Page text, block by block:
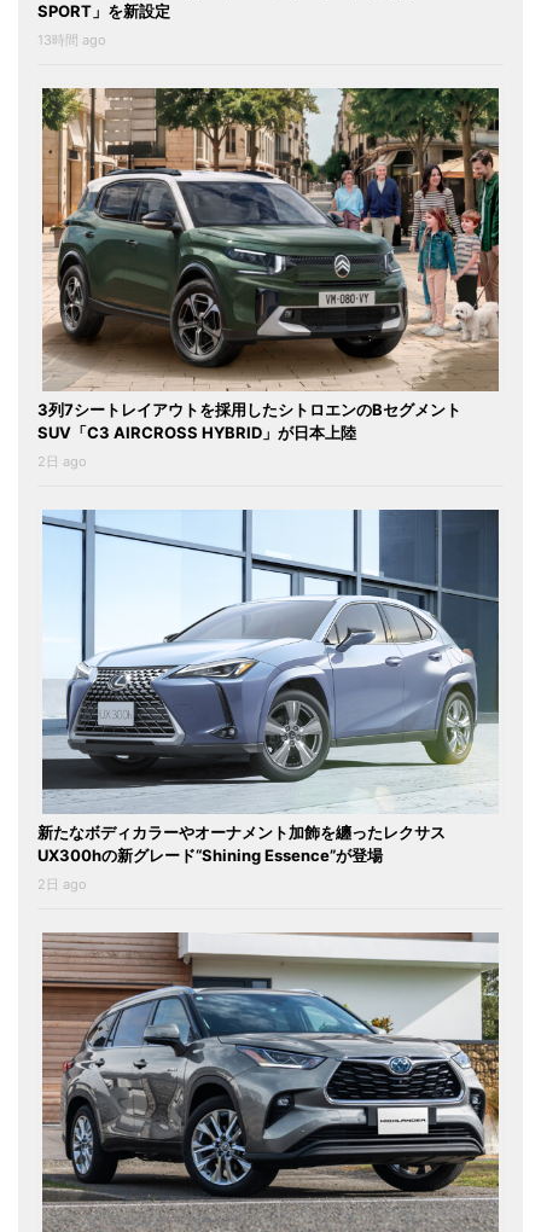
SPORT」を新設定
13時間 ago
3列7シートレイアウトを採用したシトロエンのBセグメント
SUV「C3 AIRCROSS HYBRID」が日本上陸
2日 ago
新たなボディカラーやオーナメント加飾を纏ったレクサス
UX300hの新グレード“Shining Essence”が登場
2日 ago